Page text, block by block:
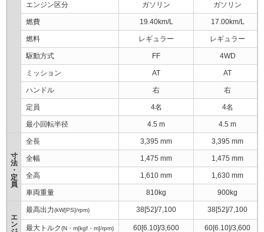
エンジン区分 ガソリン ガソリン
燃費 19.40km/L 17.00km/L
燃料 レギュラー レギュラー
駆動方式 FF 4WD
ミッション AT AT
ハンドル 右 右
定員 4名 4名
最小回転半径 4.5 m 4.5 m
寸
法
・
定
員
全長 3,395 mm 3,395 mm
全幅 1,475 mm 1,475 mm
全高 1,610 mm 1,630 mm
車両重量 810kg 900kg
エ
ン
最高出力(kW[PS]/rpm) 38[52]/7,100 38[52]/7,100
最大トルク(N・m[kgf・m]/rpm) 60[6.10]/3,600 60[6.10]/3,600